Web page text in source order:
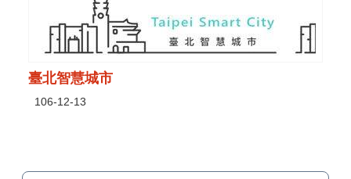
臺北智慧城市
106-12-13